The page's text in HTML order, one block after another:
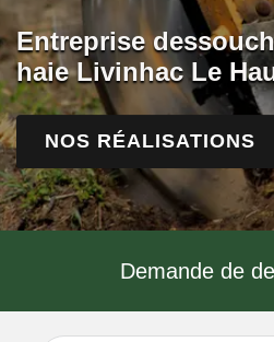
Entreprise
haie Livinhac Le
NOS RÉALISATIONS
Demande de